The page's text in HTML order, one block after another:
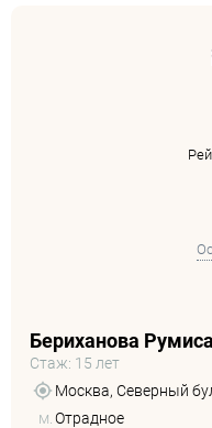
Бериханова
Стаж: 15 лет
Москва, Северный
м. Отрадное